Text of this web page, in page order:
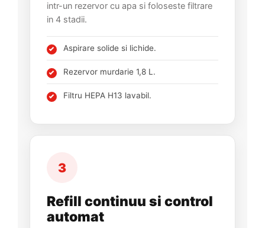
intr-un rezervor cu apa si foloseste filtrare
in 4 stadii.
Aspirare solide si lichide.
Rezervor murdarie 1,8 L.
Filtru HEPA H13 lavabil.
3
Refill continuu si control
automat